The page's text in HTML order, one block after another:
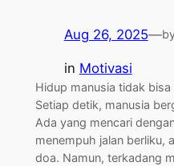
Aug 26, 2025—
in Motivasi
Hidup manusia tidak
Setiap detik, manusia
Ada yang mencari
menempuh jalan berliku,
doa. Namun, terkadang